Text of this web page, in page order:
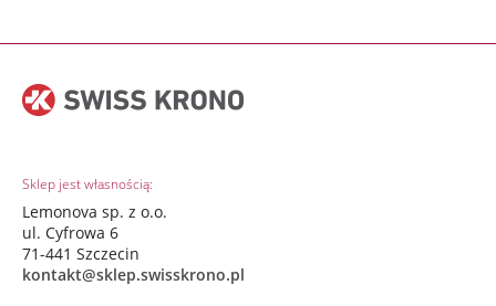
Sklep jest własnością:
Lemonova sp. z o.o.
ul. Cyfrowa 6
71-441 Szczecin
kontakt@sklep.swisskrono.pl